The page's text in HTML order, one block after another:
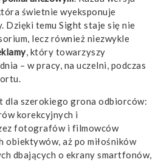
świetnie wyeksponuje
Dzięki temu Sight staje się nie
lecz również niezwykle
, który towarzyszy
– w pracy, na uczelni, podczas
dla szerokiego grona odbiorców:
korekcyjnych i
fotografów i filmowców
obiektywów, aż po miłośników
dbających o ekrany smartfonów,